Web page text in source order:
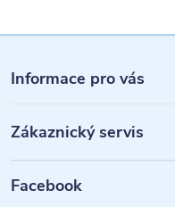
á
p
a
Informace pro vás
Zákaznický servis
Facebook